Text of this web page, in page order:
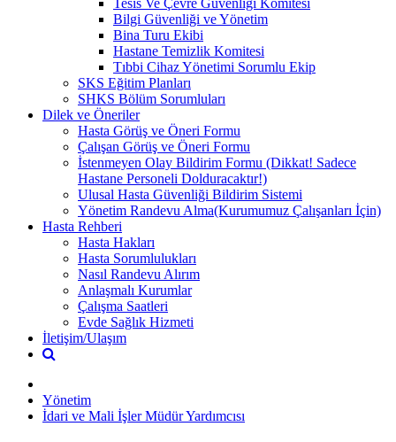
Bilgi Güvenliği ve Yönetim
Bina Turu Ekibi
Hastane Temizlik Komitesi
Tıbbi Cihaz Yönetimi Sorumlu Ekip
SKS Eğitim Planları
SHKS Bölüm Sorumluları
Dilek ve Öneriler
Hasta Görüş ve Öneri Formu
Çalışan Görüş ve Öneri Formu
İstenmeyen Olay Bildirim Formu (Dikkat! Sadece
Hastane Personeli Dolduracaktır!)
Ulusal Hasta Güvenliği Bildirim Sistemi
Yönetim Randevu Alma(Kurumumuz Çalışanları İçin)
Hasta Rehberi
Hasta Hakları
Hasta Sorumlulukları
Nasıl Randevu Alırım
Anlaşmalı Kurumlar
Çalışma Saatleri
Evde Sağlık Hizmeti
İletişim/Ulaşım
Yönetim
İdari ve Mali İşler Müdür Yardımcısı